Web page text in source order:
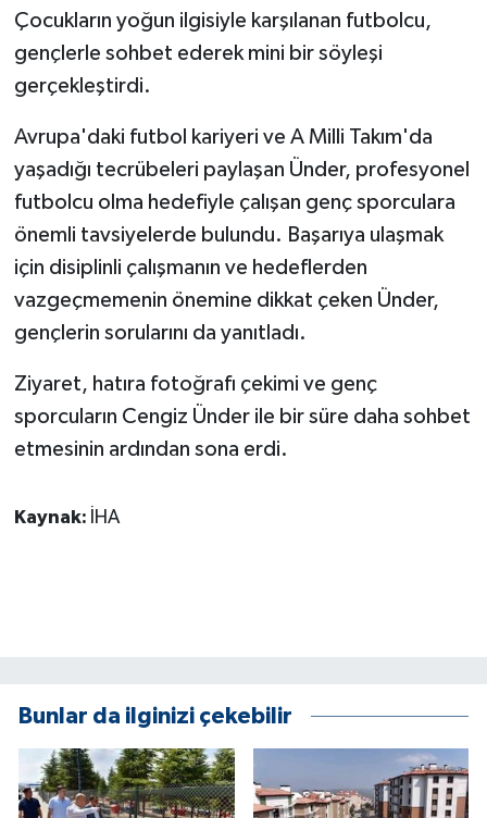
Çocukların yoğun ilgisiyle karşılanan futbolcu,
gençlerle sohbet ederek mini bir söyleşi
gerçekleştirdi.
Avrupa'daki futbol kariyeri ve A Milli Takım'da
yaşadığı tecrübeleri paylaşan Ünder, profesyonel
futbolcu olma hedefiyle çalışan genç sporculara
önemli tavsiyelerde bulundu. Başarıya ulaşmak
için disiplinli çalışmanın ve hedeflerden
vazgeçmemenin önemine dikkat çeken Ünder,
gençlerin sorularını da yanıtladı.
Ziyaret, hatıra fotoğrafı çekimi ve genç
sporcuların Cengiz Ünder ile bir süre daha sohbet
etmesinin ardından sona erdi.
Kaynak: İHA
Bunlar da ilginizi çekebilir
Kadın
KÜLTÜR SANAT
MAGAZİN
Otomobil
POLİTİKA
SİYASET
SPOR HABERLERİ
YEREL
Yerel Haberler